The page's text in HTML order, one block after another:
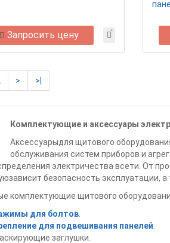
Запросить цену
> >|
Комплектующие и аксессуары
Аксессуарыдля щитового
обслуживания систем приборов и
электричества всети. От
безопасность эксплуатации,
комплектующие щитового
для болтов.
для подвешивания панелей
заглушки.